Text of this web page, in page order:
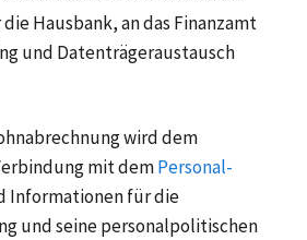
Hausbank, an das Finanzamt
und Datenträgeraustausch
wird dem
mit demPersonal-
Informationen für die
und seine personalpolitischen